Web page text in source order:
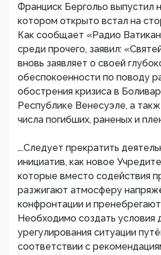
Франциск Бергольо выпустил
котором открыто встал на
Как сообщает «Радио
среди прочего, заявил:
вновь заявляет о своей
обеспокоенности по поводу
обострения кризиса в
Республике Венесуэле, а
числа погибших, раненых и
….Следует прекратить
инициатив, как новое
которые вместо содействия
разжигают атмосферу
конфронтации и
Необходимо создать условия
урегулирования ситуации
соответствии с